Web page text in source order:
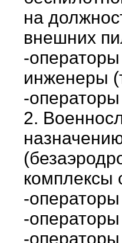
на
внешних
-
инженеры
-
2.
комплексы
-
-операторы
-операторы